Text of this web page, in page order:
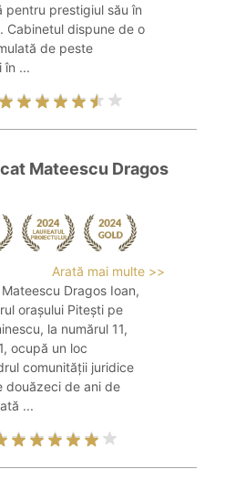
pentru prestigiul său în
Cabinetul dispune de o
de peste
în ...
Mateescu Dragos
Arată mai multe >>
Dragos Ioan,
orașului Pitești pe
la numărul 11,
ocupă un loc
comunității juridice
douăzeci de ani de
...